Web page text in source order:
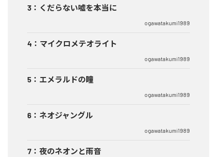
3 ： くだらない嘘を本当に
ogawatakumi1989
4 ： マイクロメテオライト
ogawatakumi1989
5 ： エメラルドの瞳
ogawatakumi1989
6 ： ネオジャングル
ogawatakumi1989
7 ： 夜のネオンと雨音